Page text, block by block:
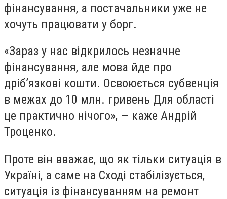
фінансування, а постачальники уже не
хочуть працювати у борг.
«Зараз у нас відкрилось незначне
фінансування, але мова йде про
дріб’язкові кошти. Освоюється субвенція
в межах до 10 млн. гривень Для області
це практично нічого», — каже Андрій
Троценко.
Проте він вважає, що як тільки ситуація в
Україні, а саме на Сході стабілізується,
ситуація із фінансуванням на ремонт